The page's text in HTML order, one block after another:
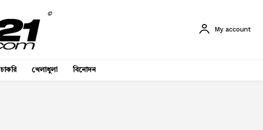
©
My account
চাকরি খেলাধুলা বিনোদন